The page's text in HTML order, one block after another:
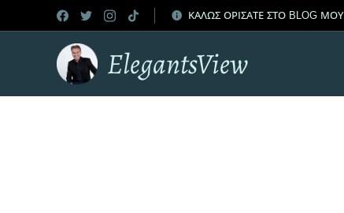
ΚΑΛΩΣ ΟΡΙΣΑΤΕ ΣΤΟ BLOG ΜΟΥ
ElegantsView